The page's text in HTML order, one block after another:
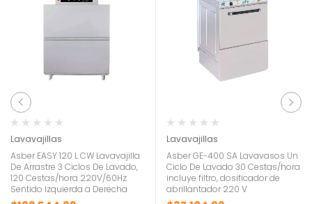
Lavavajillas
Asber EASY 120 L CW Lavavajilla
De Arrastre 3 Ciclos De Lavado,
120 Cestas/hora 220V/60Hz
Sentido Izquierda a Derecha
Lavavajillas
Asber GE-400 SA Lavavasos Un
Ciclo De Lavado 30 Cestas/hora
incluye filtro, dosificador de
abrillantador 220 V